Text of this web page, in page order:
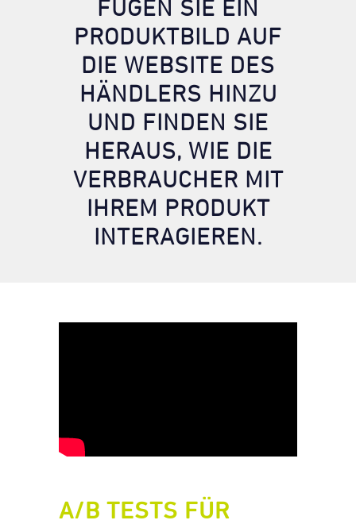
FÜGEN SIE EIN
PRODUKTBILD AUF
DIE WEBSITE DES
HÄNDLERS HINZU
UND FINDEN SIE
HERAUS, WIE DIE
VERBRAUCHER MIT
IHREM PRODUKT
INTERAGIEREN.
A/B TESTS FÜR